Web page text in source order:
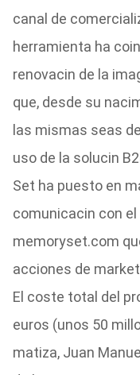
canal de
herramienta ha
renovacin de la
que, desde su
las mismas seas
uso de la solucin
Set ha puesto en
comunicacin con
memoryset.com
acciones de
El coste total del
euros (unos 50
matiza, Juan